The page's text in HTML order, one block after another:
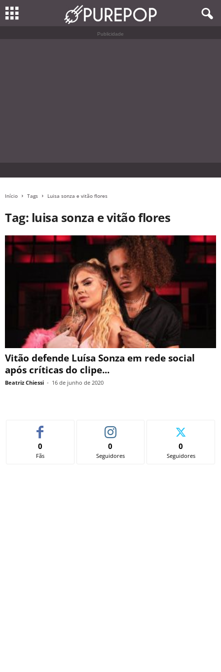
Publicidade
Início Tags Luisa sonza e vitão flores
Tag: luisa sonza e vitão flores
Vitão defende Luísa Sonza em rede social
após críticas do clipe...
Beatriz Chiessi - 16 de junho de 2020
0
Fãs
0
Seguidores
0
Seguidores